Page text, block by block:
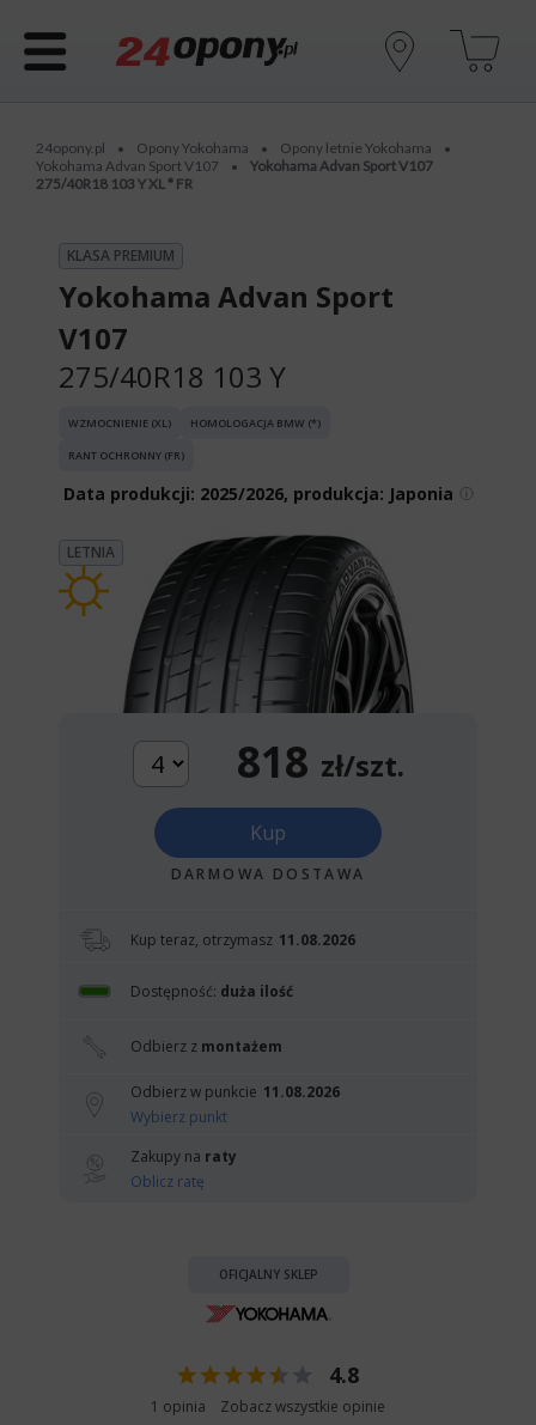
24opony.pl • Opony Yokohama • Opony letnie Yokohama •
Yokohama Advan Sport V107 •
Yokohama Advan Sport V107
275/40R18 103 Y XL * FR
KLASA PREMIUM
Yokohama Advan Sport
V107
275/40R18 103 Y
WZMOCNIENIE (XL) HOMOLOGACJA BMW (*)
RANT OCHRONNY (FR)
Data produkcji: 2025/2026, produkcja: Japonia
LETNIA
818 zł/szt.
Kup
DARMOWA DOSTAWA
Kup teraz, otrzymasz 11.08.2026
Dostępność: duża ilość
Odbierz z montażem
Odbierz w punkcie 11.08.2026
Wybierz punkt
Zakupy na raty
Oblicz ratę
OFICJALNY SKLEP
4.8
1 opinia Zobacz wszystkie opinie